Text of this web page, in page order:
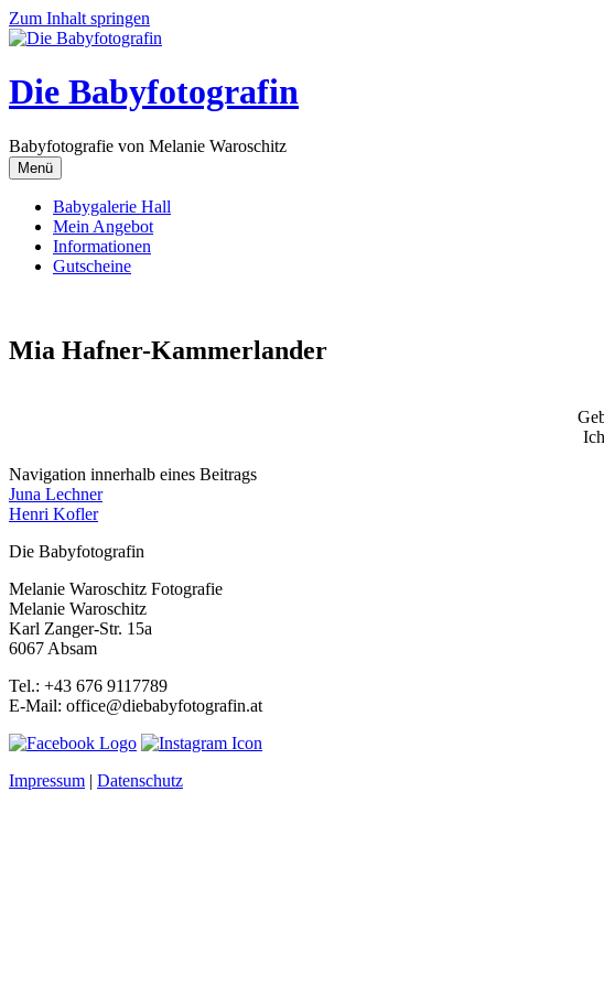
Zum Inhalt springen
Die Babyfotografin
Babyfotografie von Melanie Waroschitz
Menü
Babygalerie Hall
Mein Angebot
Informationen
Gutscheine
Mia Hafner-Kammerlander
Navigation innerhalb eines Beitrags
Juna Lechner
Henri Kofler
Die Babyfotografin
Melanie Waroschitz Fotografie
Melanie Waroschitz
Karl Zanger-Str. 15a
6067 Absam
Tel.: +43 676 9117789
E-Mail: office@diebabyfotografin.at
Impressum | Datenschutz